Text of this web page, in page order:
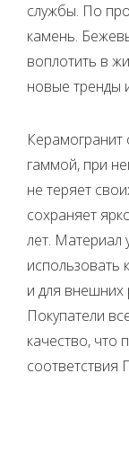
службы. По
камень.
воплотить в
новые тренды
гаммой, при
не теряет
сохраняет
лет. Материал
использовать
и для внешних
Покупатели
качество, что
соответствия